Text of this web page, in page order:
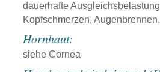
dauerhafte
Kopfschmerzen,
Hornhaut:
siehe Cornea